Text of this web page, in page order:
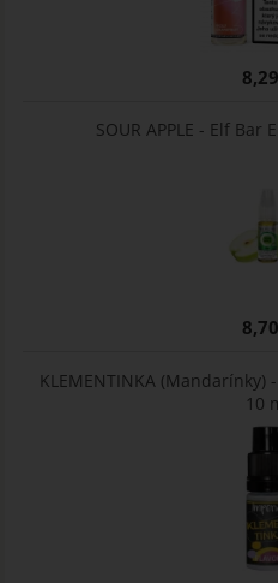
SOUR APPLE - Elf Bar
KLEMENTINKA
10